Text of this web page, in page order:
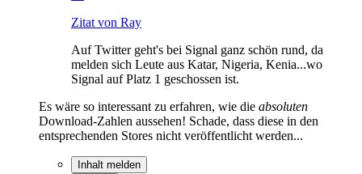
Zitat von Ray
Auf Twitter geht's bei Signal ganz schön rund, da
melden sich Leute aus Katar, Nigeria, Kenia...wo
Signal auf Platz 1 geschossen ist.
Es wäre so interessant zu erfahren, wie die absoluten
Download-Zahlen aussehen! Schade, dass diese in den
entsprechenden Stores nicht veröffentlicht werden...
Inhalt melden